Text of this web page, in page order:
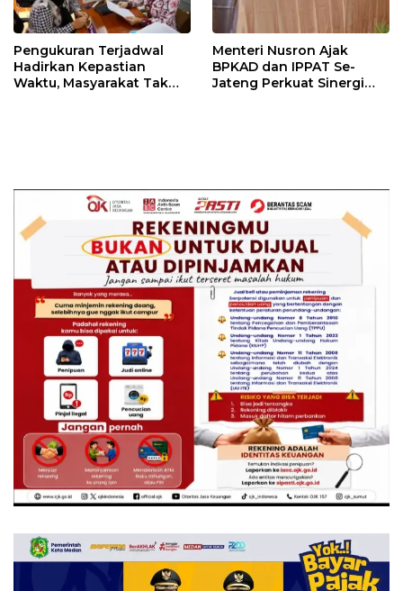
Pengukuran Terjadwal
Hadirkan Kepastian
Waktu, Masyarakat Tak
Menteri Nusron Ajak
BPKAD dan IPPAT Se-
Jateng Perkuat Sinergi